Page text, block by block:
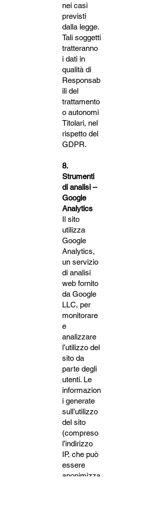
nei casi
previsti
dalla legge.
Tali soggetti
tratteranno
i dati in
qualità di
Responsab
ili del
trattamento
o autonomi
Titolari, nel
rispetto del
GDPR.
8.
Strumenti
di analisi –
Google
Analytics
Il sito
utilizza
Google
Analytics,
un servizio
di analisi
web fornito
da Google
LLC, per
monitorare
e
analizzare
l’utilizzo del
sito da
parte degli
utenti. Le
informazion
i generate
sull’utilizzo
del sito
(compreso
l’indirizzo
IP, che può
essere
anonimizza